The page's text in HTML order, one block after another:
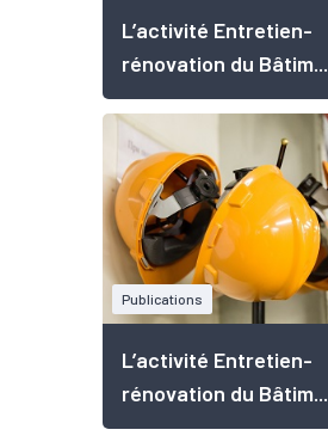
L’activité Entretien-
rénovation du Bâtim...
Publications
L’activité Entretien-
rénovation du Bâtim...